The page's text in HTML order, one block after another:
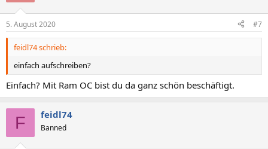
e
n
5. August 2020 #7
feidl74 schrieb:
einfach aufschreiben?
Einfach? Mit Ram OC bist du da ganz schön beschäftigt.
F feidl74
Banned